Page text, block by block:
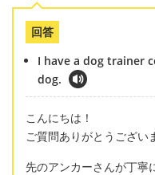
回答
I have a dog trainer
dog.
こんにちは！
ご質問ありがとうござい
先のアンカーさんが丁寧